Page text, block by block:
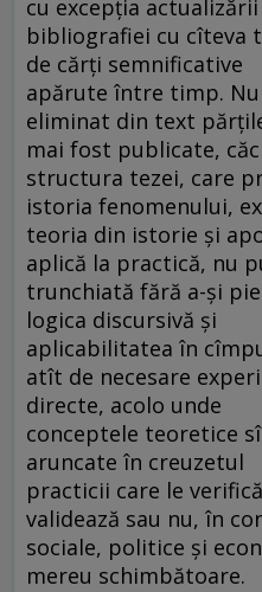
cu excepția actualizării
bibliografiei cu cîteva
de cărți semnificative
apărute între timp.
eliminat din text
mai fost publicate,
structura tezei, care
istoria fenomenului,
teoria din istorie și
aplică la practică, nu
trunchiată fără a-și
logica discursivă și
aplicabilitatea în
atît de necesare
directe, acolo unde
conceptele teoretice
aruncate în creuzetul
practicii care le
validează sau nu, în
sociale, politice și
mereu schimbătoare.